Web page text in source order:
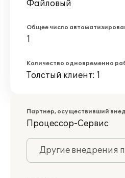
Файловый
Общее число
1
Количество одновременно
Толстый клиент: 1
Партнер, осуществивший
Процессор-Сервис
Другие внедрения